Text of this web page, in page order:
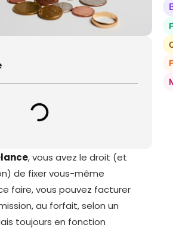
, vous avez le droit (et
de fixer vous-même
faire, vous pouvez facturer
au forfait, selon un
toujours en fonction